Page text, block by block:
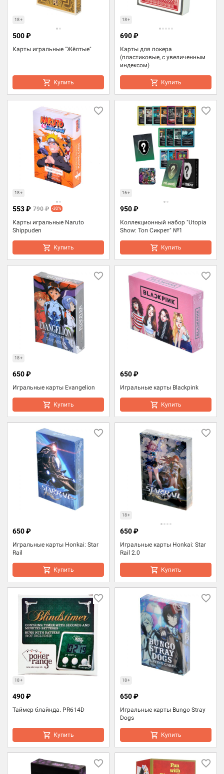
18+
Карты игральные "Жёлтые"
500 ₽
Купить
18+
Карты для покера
(пластиковые, с увеличенным
индексом)
690 ₽
Купить
18+
Карты игральные Naruto
Shippuden
553 ₽ 790 ₽ -30%
Купить
16+
Коллекционный набор "Utopia
Show: Топ Сикрет" №1
950 ₽
Купить
18+
Игральные карты Evangelion
650 ₽
Купить
Игральные карты Blackpink
650 ₽
Купить
Игральные карты Honkai: Star
Rail
650 ₽
Купить
18+
Игральные карты Honkai: Star
Rail 2.0
650 ₽
Купить
18+
Таймер блайнда. PR614D
490 ₽
Купить
18+
Игральные карты Bungo Stray
Dogs
650 ₽
Купить